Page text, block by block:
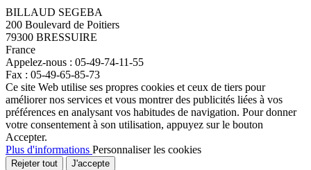
BILLAUD SEGEBA
200 Boulevard de Poitiers
79300 BRESSUIRE
France
Appelez-nous : 05-49-74-11-55
Fax : 05-49-65-85-73
Ce site Web utilise ses propres cookies et ceux de tiers pour
améliorer nos services et vous montrer des publicités liées à vos
préférences en analysant vos habitudes de navigation. Pour donner
votre consentement à son utilisation, appuyez sur le bouton
Accepter.
Plus d'informations Personnaliser les cookies
Rejeter tout J'accepte